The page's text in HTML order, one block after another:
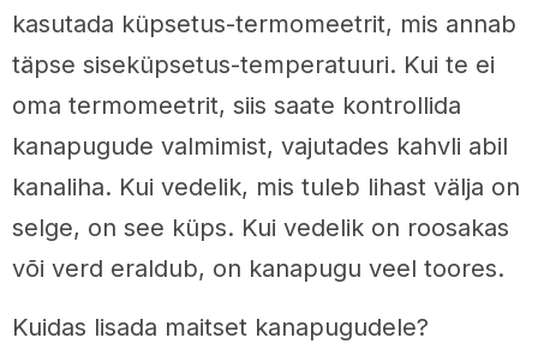
kasutada küpsetus-termomeetrit, mis annab
täpse siseküpsetus-temperatuuri. Kui te ei
oma termomeetrit, siis saate kontrollida
kanapugude valmimist, vajutades kahvli abil
kanaliha. Kui vedelik, mis tuleb lihast välja on
selge, on see küps. Kui vedelik on roosakas
või verd eraldub, on kanapugu veel toores.
Kuidas lisada maitset kanapugudele?